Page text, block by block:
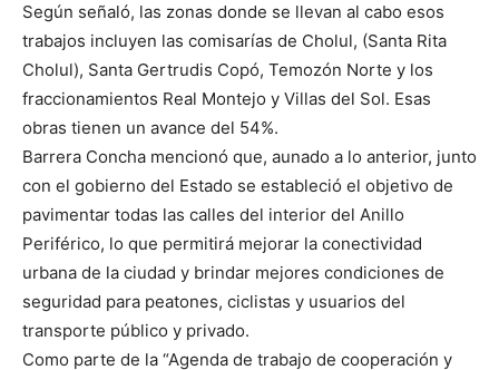
Según señaló, las zonas donde se llevan al cabo esos
trabajos incluyen las comisarías de Cholul, (Santa Rita
Cholul), Santa Gertrudis Copó, Temozón Norte y los
fraccionamientos Real Montejo y Villas del Sol. Esas
obras tienen un avance del 54%.
Barrera Concha mencionó que, aunado a lo anterior, junto
con el gobierno del Estado se estableció el objetivo de
pavimentar todas las calles del interior del Anillo
Periférico, lo que permitirá mejorar la conectividad
urbana de la ciudad y brindar mejores condiciones de
seguridad para peatones, ciclistas y usuarios del
transporte público y privado.
Como parte de la “Agenda de trabajo de cooperación y